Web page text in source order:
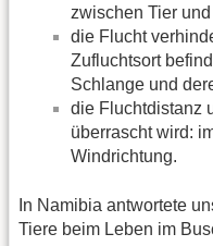
zwischen Tier
die Flucht
Zufluchtsort
Schlange und
die Fluchtdistanz
überrascht wird:
Windrichtung.
In Namibia antwortete
Tiere beim Leben im